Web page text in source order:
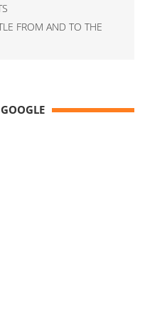
FROM AND TO THE